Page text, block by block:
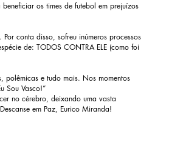
os times de futebol em prejuízos
conta disso, sofreu inúmeros processos
de: TODOS CONTRA ELE (como foi
e tudo mais. Nos momentos
Sou Vasco!”
no cérebro, deixando uma vasta
em Paz, Eurico Miranda!